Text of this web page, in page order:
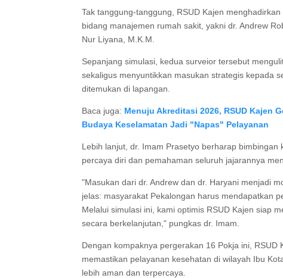
Tak tanggung-tanggung, RSUD Kajen
bidang manajemen rumah sakit, yakni dr. Andrew
Nur Liyana, M.K.M.
Sepanjang simulasi, kedua surveior tersebut
sekaligus menyuntikkan masukan strategis kepada
ditemukan di lapangan.
Baca juga: Menuju Akreditasi 2026, RSUD Kajen
Budaya Keselamatan Jadi "Napas" Pelayanan
Lebih lanjut, dr. Imam Prasetyo berharap
percaya diri dan pemahaman seluruh jajarannya
"Masukan dari dr. Andrew dan dr. Haryani menjadi
jelas: masyarakat Pekalongan harus mendapatkan
Melalui simulasi ini, kami optimis RSUD Kajen siap
secara berkelanjutan," pungkas dr. Imam.
Dengan kompaknya pergerakan 16 Pokja ini,
memastikan pelayanan kesehatan di wilayah Ibu
lebih aman dan terpercaya.